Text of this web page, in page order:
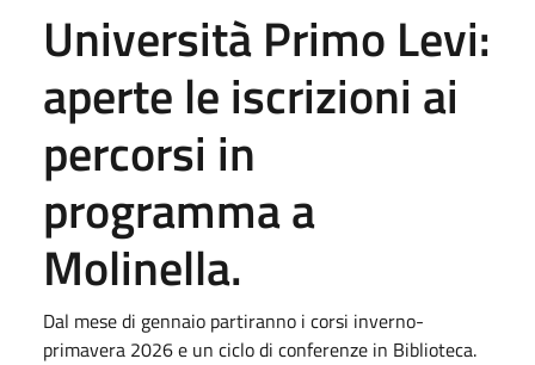
Università Primo Levi:
aperte le iscrizioni ai
percorsi in
programma a
Molinella.
Dal mese di gennaio partiranno i corsi inverno-
primavera 2026 e un ciclo di conferenze in Biblioteca.